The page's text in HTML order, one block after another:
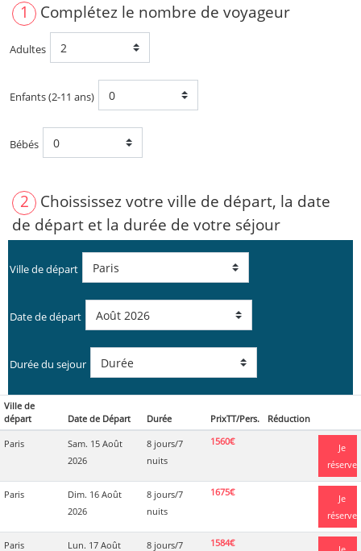
1 Complétez le nombre de voyageur
Adultes
Enfants (2-11 ans)
Bébés
2 Choississez votre ville de départ, la date
de départ et la durée de votre séjour
Ville de départ
Date de départ
Durée du sejour
Ville de
départ
Date de Départ Durée PrixTT/Pers. Réduction
Paris
Sam. 15 Août
2026
8 jours/7
nuits
1560€
Je
réserve
Paris
Dim. 16 Août
2026
8 jours/7
nuits
1675€
Je
réserve
Paris
Lun. 17 Août
8 jours/7
1584€